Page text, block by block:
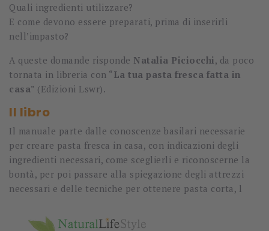
Quali ingredienti utilizzare?
E come devono essere preparati, prima di inserirli
nell’impasto?
A queste domande risponde Natalia Piciocchi, da poco
tornata in libreria con “ La tua pasta fresca fatta in
casa” (Edizioni Lswr).
Il libro
Il manuale parte dalle conoscenze basilari necessarie
per creare pasta fresca in casa, con indicazioni degli
ingredienti necessari, come sceglierli e riconoscerne la
bontà, per poi passare alla spiegazione degli attrezzi
necessari e delle tecniche per ottenere pasta corta, l